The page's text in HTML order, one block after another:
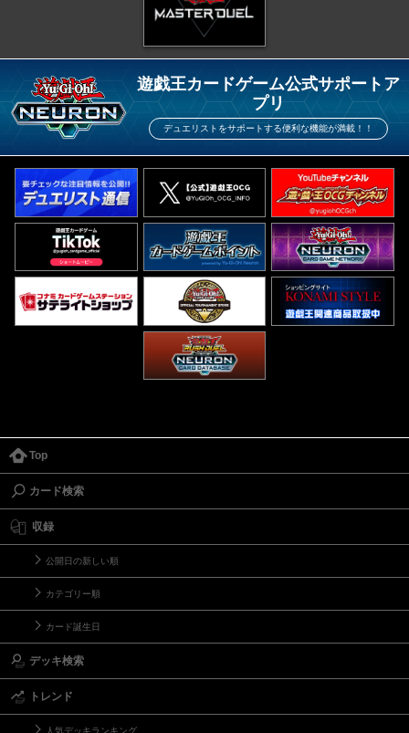
遊戯王カードゲーム公式サポートア
プリ
デュエリストをサポートする便利な機能が満載！！
Top
カード検索
収録
公開日の新しい順
カテゴリー順
カード誕生日
デッキ検索
トレンド
人気デッキランキング